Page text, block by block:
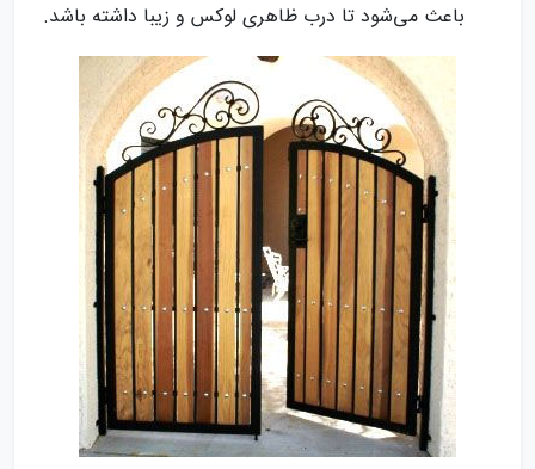
باعث می‌شود تا درب ظاهری لوکس و زیبا داشته باشد.